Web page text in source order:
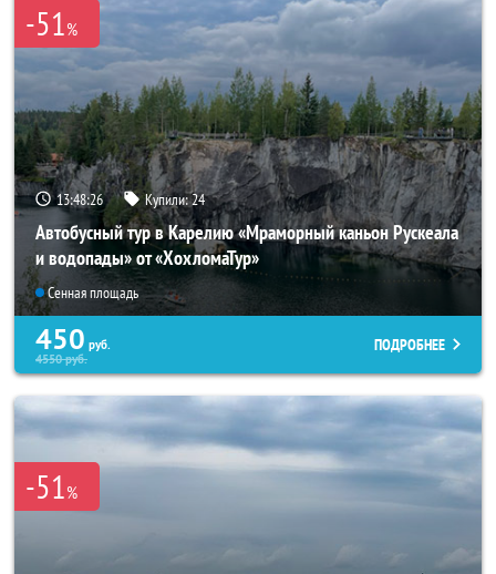
-51%
13:48:25 Купили:24
Автобусный тур в Карелию «Мраморный каньон Рускеала
и водопады» от «ХохломаТур»
Сенная площадь
450 руб.
4550руб.
ПОДРОБНЕЕ
-51%